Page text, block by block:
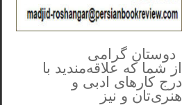
دوستان گرامی
از شما که علاقه‌مندید با
درج کارهای‌ ادبی و
هنری‌تان و نیز